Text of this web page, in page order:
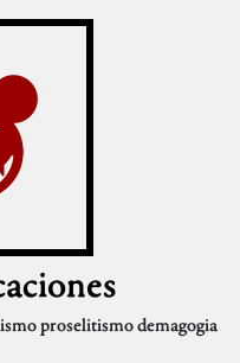
proselitismodemagogia